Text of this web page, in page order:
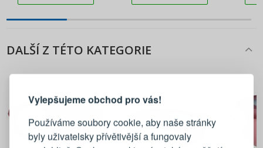
Vylepšujeme obchod pro vás!
Používáme soubory cookie, aby naše stránky
byly uživatelsky přívětivější a fungovaly
DALŠÍ Z TÉTO KATEGORIE
Přihlaste se ke svému účtu
Emailová adresa